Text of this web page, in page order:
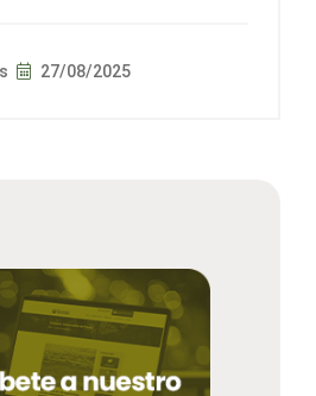
27/08/2025